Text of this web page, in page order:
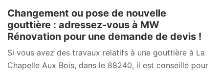
Changement ou pose de nouvelle
gouttière : adressez-vous à MW
Rénovation pour une demande de devis !
Si vous avez des travaux relatifs à une gouttière à La
Chapelle Aux Bois, dans le 88240, il est conseillé pour